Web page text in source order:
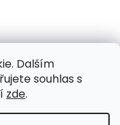
Dalším
souhlas s
zde.